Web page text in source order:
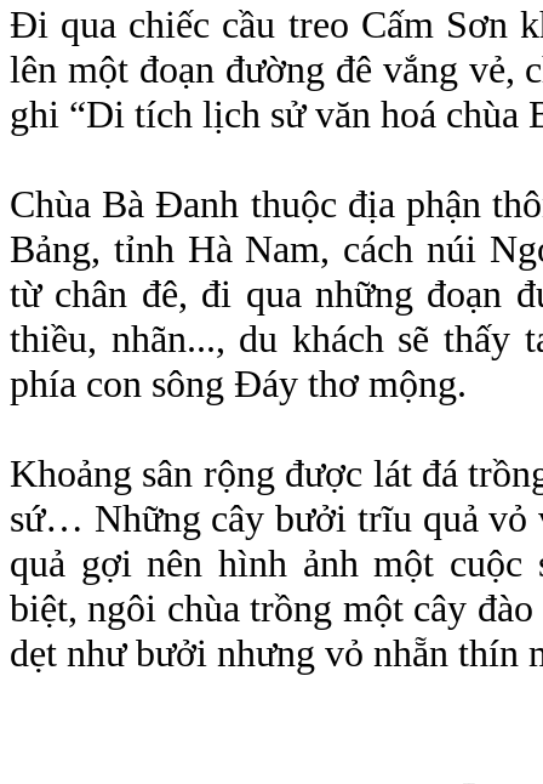
Đi qua chiếc cầu treo Cấm Sơn
lên một đoạn đường đê vắng vẻ,
ghi “Di tích lịch sử văn hoá chùa
Chùa Bà Đanh thuộc địa phận
Bảng, tỉnh Hà Nam, cách núi
từ chân đê, đi qua những đoạn
thiều, nhãn..., du khách sẽ thấy
phía con sông Đáy thơ mộng.
Khoảng sân rộng được lát đá
sứ… Những cây bưởi trĩu quả vỏ
quả gợi nên hình ảnh một
biệt, ngôi chùa trồng một cây
dẹt như bưởi nhưng vỏ nhẵn thín